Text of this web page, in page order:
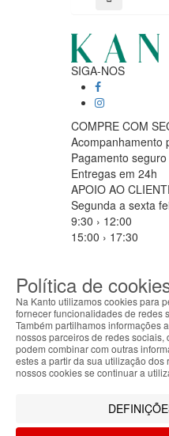
SIGA-NOS
COMPRE COM
Acompanhamento
Pagamento seguro
Entregas em 24h
APOIO AO
Segunda a sexta
9:30 › 12:00
15:00 › 17:30
MÉTODOS DE
ABOUT THE
Kanto handles
cookies that improve
offer advertising
continuing to browse
Política de
Na Kanto utilizamos cookies para
fornecer funcionalidades de redes
Também partilhamos informações
nossos parceiros de redes
podem combinar com outras
estes a partir da sua utilização
nossos cookies se continuar a